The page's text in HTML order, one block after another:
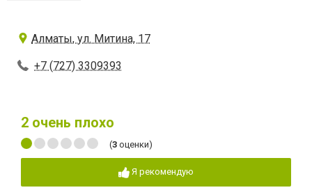
Алматы, ул. Митина, 17
+7 (727) 3309393
2 очень плохо
(3 оценки)
Я рекомендую